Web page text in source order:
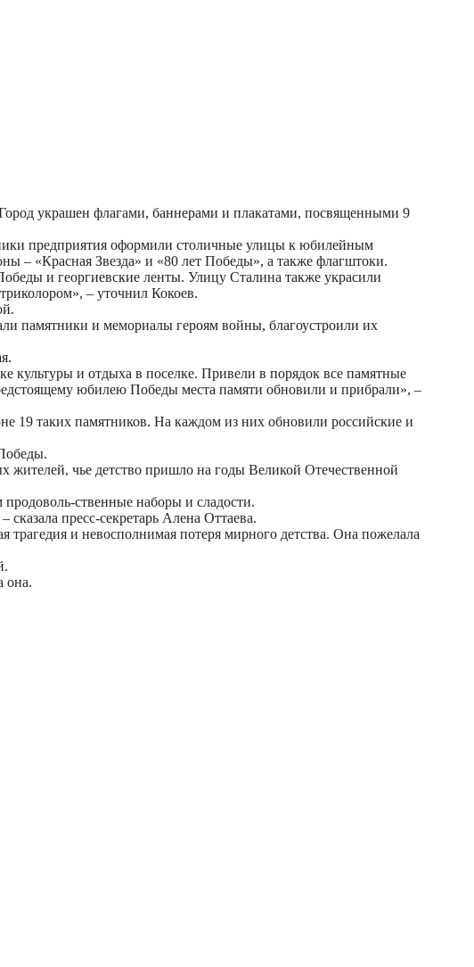
украшен флагами, баннерами и плакатами, посвященными 9
предприятия оформили столичные улицы к юбилейным
– «Красная Звезда» и «80 лет Победы», а также флагштоки.
и георгиевские ленты. Улицу Сталина также украсили
– уточнил Кокоев.
памятники и мемориалы героям войны, благоустроили их
культуры и отдыха в поселке. Привели в порядок все памятные
юбилею Победы места памяти обновили и прибрали», –
19 таких памятников. На каждом из них обновили российские и
жителей, чье детство пришло на годы Великой Отечественной
ственные наборы и сладости.
пресс-секретарь Алена Оттаева.
трагедия и невосполнимая потеря мирного детства. Она пожелала
она.